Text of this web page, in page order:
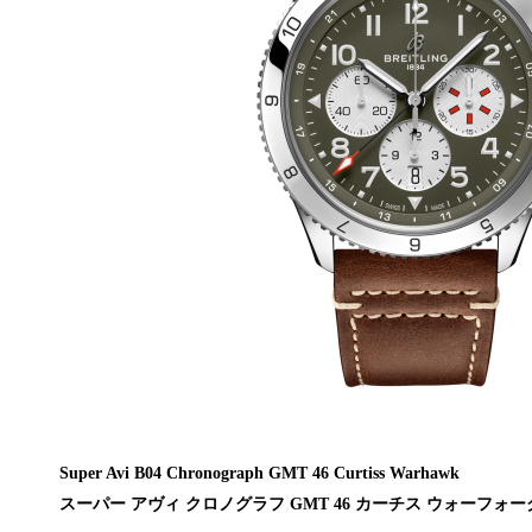
Super Avi B04 Chronograph GMT 46 Curtiss Warhawk
スーパー アヴィ クロノグラフ GMT 46 カーチス ウォーフォー